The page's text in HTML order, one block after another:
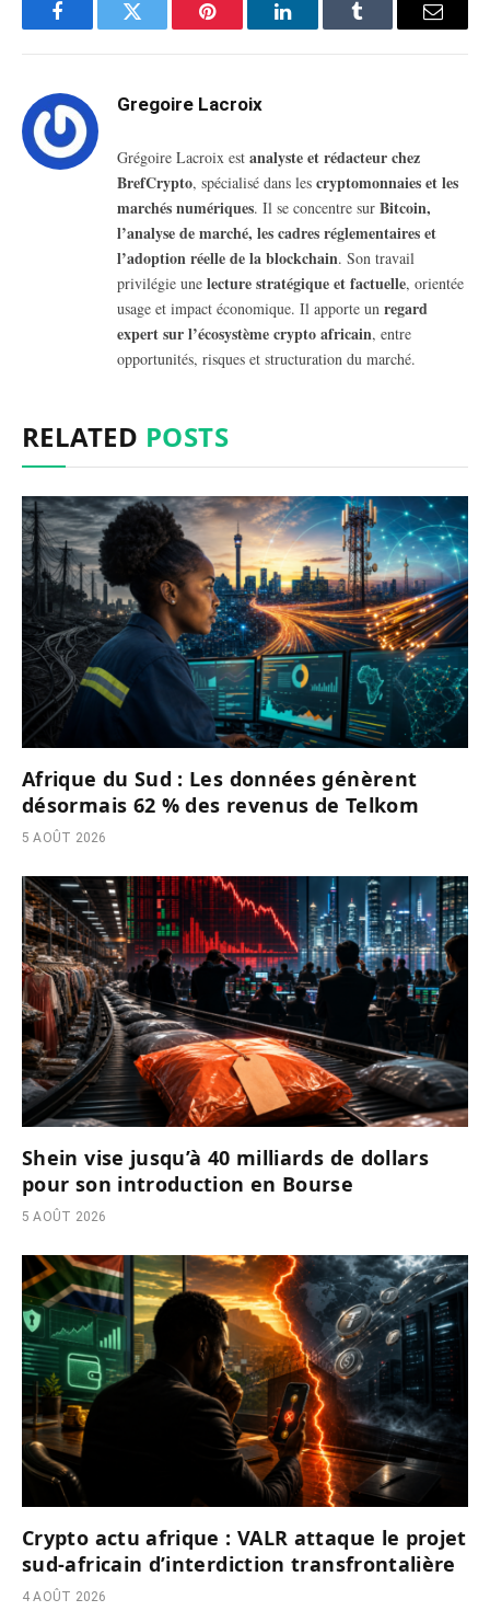
FacebookTwitter Pinterest LinkedInTumblr Email
Gregoire Lacroix
Grégoire Lacroix est analyste et rédacteur chez
BrefCrypto, spécialisé dans les cryptomonnaies et les
marchés numériques. Il se concentre sur Bitcoin,
l’analyse de marché, les cadres réglementaires et
l’adoption réelle de la blockchain. Son travail
privilégie une lecture stratégique et factuelle, orientée
usage et impact économique. Il apporte un regard
expert sur l’écosystème crypto africain, entre
opportunités, risques et structuration du marché.
RELATED POSTS
Afrique du Sud : Les données génèrent
désormais 62 % des revenus de Telkom
5 AOÛT 2026
Shein vise jusqu’à 40 milliards de dollars
pour son introduction en Bourse
5 AOÛT 2026
Crypto actu afrique : VALR attaque le projet
sud-africain d’interdiction transfrontalière
4 AOÛT 2026